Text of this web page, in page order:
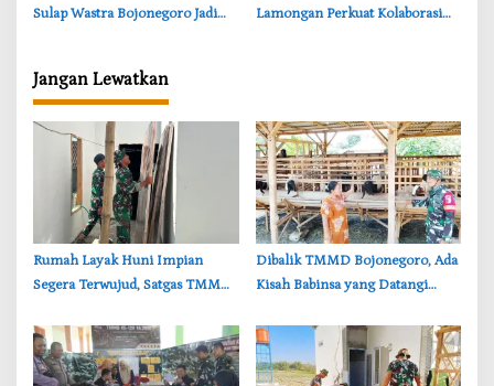
Sulap Wastra Bojonegoro Jadi
Lamongan Perkuat Kolaborasi
Jangan Lewatkan
‎Rumah Layak Huni Impian
Segera Terwujud, Satgas TMMD
‎Dibalik TMMD Bojonegoro, Ada
Kisah Babinsa yang Datangi
Keluh Warga